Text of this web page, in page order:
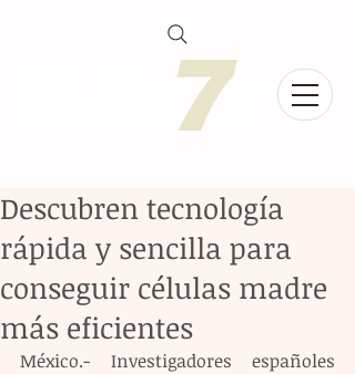
Descubren tecnología
rápida y sencilla para
conseguir células madre
más eficientes
México.- Investigadores españoles